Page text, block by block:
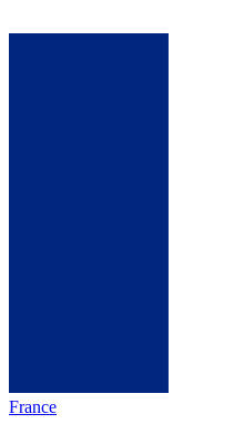
France